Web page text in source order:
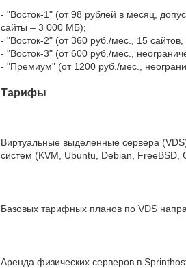
- "Восток-1" (от 98 рублей в месяц,
сайты – 3 000 МБ);
- "Восток-2" (от 360 руб./мес., 15
- "Восток-3" (от 600 руб./мес.,
- "Премиум" (от 1200 руб./мес.,
Тарифы
Виртуальные выделенные сервера
систем (KVM, Ubuntu, Debian, FreeBSD,
Базовых тарифных планов по VDS
Аренда физических серверов в